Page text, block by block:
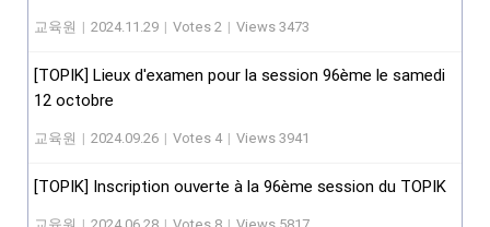
교육원 | 2024.11.29 | Votes 2 | Views 3473
[TOPIK] Lieux d'examen pour la session 96ème le samedi
12 octobre
교육원 | 2024.09.26 | Votes 4 | Views 3941
[TOPIK] Inscription ouverte à la 96ème session du TOPIK